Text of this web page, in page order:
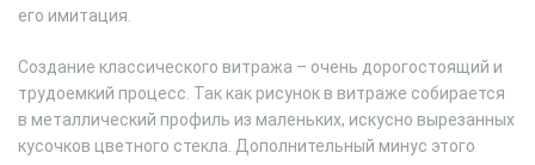
его имитация.
Создание классического витража – очень дорогостоящий и
трудоемкий процесс. Так как рисунок в витраже собирается
в металлический профиль из маленьких, искусно вырезанных
кусочков цветного стекла. Дополнительный минус этого